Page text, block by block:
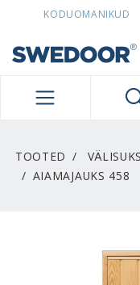
KODUOMANIKUD
TOOTED
AIAMAJAUKS 458